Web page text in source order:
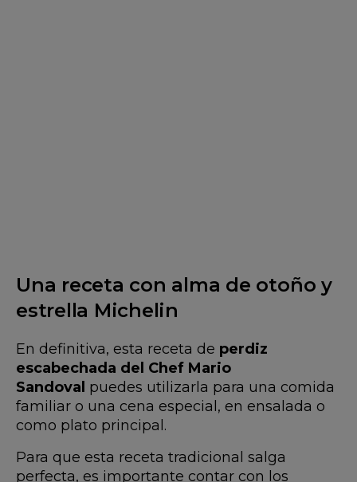
Para que esta receta tradicional salga
perfecta, es importante contar con los
desdecazuelas de cocción lenta,sartenes
antiadherentes, hastacuchillos de
cocinaque te facilitarán cada paso, desde la
limpieza de la carne hasta el pochado de las
verduras.
¿Te animas a probarla?